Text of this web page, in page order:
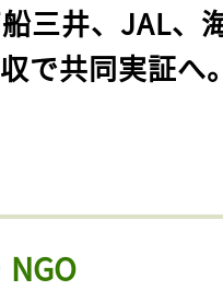
三井、JAL、
で共同実証へ